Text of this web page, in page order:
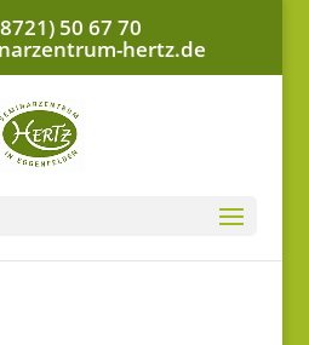
50 67 70
hertz.de